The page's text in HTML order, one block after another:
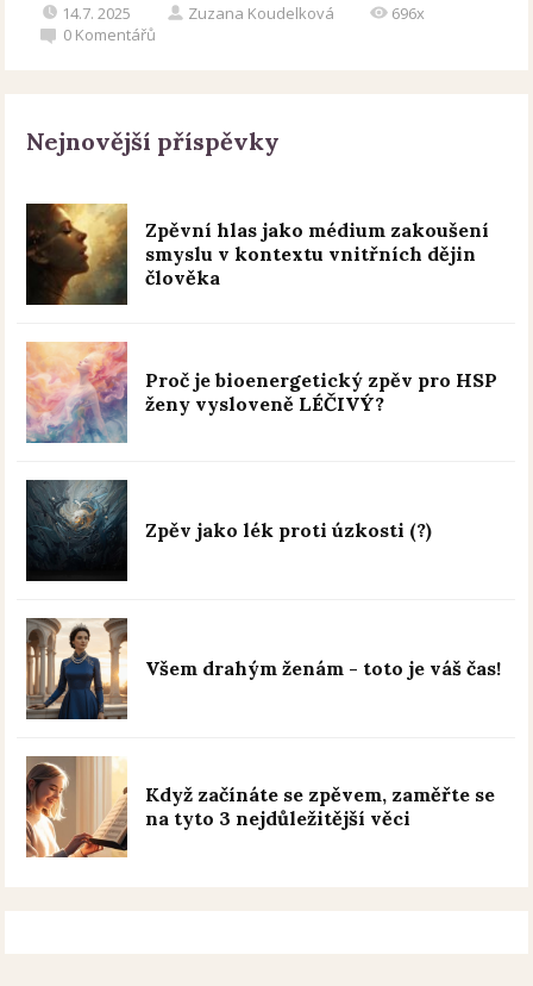
14.7. 2025 Zuzana Koudelková
696x
0 Komentářů
Nejnovější příspěvky
Zpěvní hlas jako médium zakoušení
smyslu v kontextu vnitřních dějin
člověka
Proč je bioenergetický zpěv pro HSP
ženy vysloveně LÉČIVÝ?
Zpěv jako lék proti úzkosti (?)
Všem drahým ženám - toto je váš čas!
Když začínáte se zpěvem, zaměřte se
na tyto 3 nejdůležitější věci